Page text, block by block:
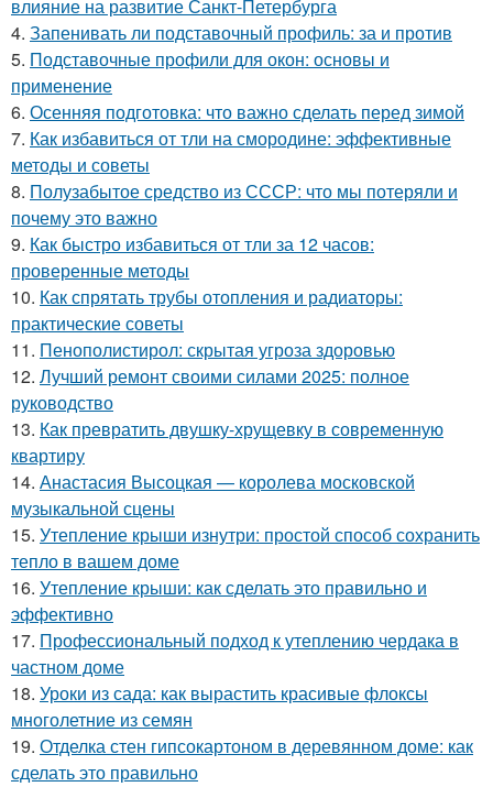
влияние на развитие Санкт-Петербурга
4. Запенивать ли подставочный профиль: за и против
5. Подставочные профили для окон: основы и
применение
6. Осенняя подготовка: что важно сделать перед зимой
7. Как избавиться от тли на смородине: эффективные
методы и советы
8. Полузабытое средство из СССР: что мы потеряли и
почему это важно
9. Как быстро избавиться от тли за 12 часов:
проверенные методы
10. Как спрятать трубы отопления и радиаторы:
практические советы
11. Пенополистирол: скрытая угроза здоровью
12. Лучший ремонт своими силами 2025: полное
руководство
13. Как превратить двушку-хрущевку в современную
квартиру
14. Анастасия Высоцкая — королева московской
музыкальной сцены
15. Утепление крыши изнутри: простой способ сохранить
тепло в вашем доме
16. Утепление крыши: как сделать это правильно и
эффективно
17. Профессиональный подход к утеплению чердака в
частном доме
18. Уроки из сада: как вырастить красивые флоксы
многолетние из семян
19. Отделка стен гипсокартоном в деревянном доме: как
сделать это правильно